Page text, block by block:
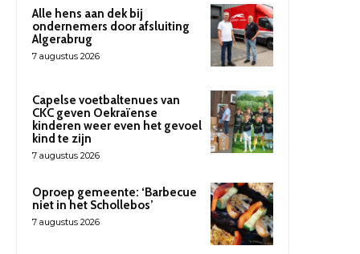
Alle hens aan dek bij
ondernemers door afsluiting
Algerabrug
7 augustus 2026
Capelse voetbaltenues van
CKC geven Oekraïense
kinderen weer even het gevoel
kind te zijn
7 augustus 2026
Oproep gemeente: ‘Barbecue
niet in het Schollebos’
7 augustus 2026